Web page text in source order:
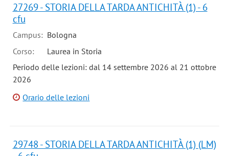
27269 - STORIA DELLA TARDA ANTICHITÀ (1) - 6
cfu
Campus: Bologna
Corso:
Laurea in Storia
Periodo delle lezioni: dal 14 settembre 2026 al 21 ottobre
2026
Orario delle lezioni
29748 - STORIA DELLA TARDA ANTICHITÀ (1) (LM)